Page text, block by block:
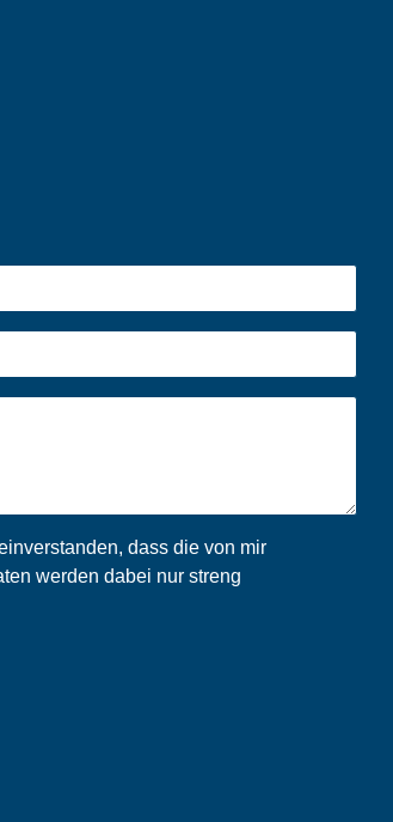
dass die von mir
werden dabei nur streng